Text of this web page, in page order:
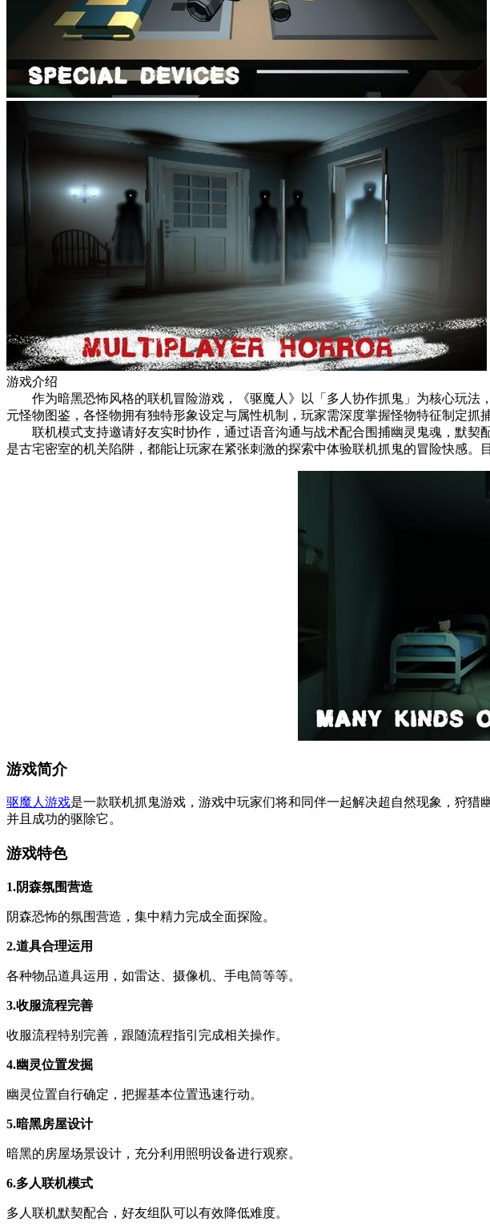
游戏介绍
作为暗黑恐怖风格的联机冒险游戏，《驱魔人》以「多人协作抓鬼」为核心玩法
元怪物图鉴，各怪物拥有独特形象设定与属性机制，玩家需深度掌握怪物特征制定
联机模式支持邀请好友实时协作，通过语音沟通与战术配合围捕幽灵鬼魂，默契
是古宅密室的机关陷阱，都能让玩家在紧张刺激的探索中体验联机抓鬼的冒险快感。
游戏简介
驱魔人游戏是一款联机抓鬼游戏，游戏中玩家们将和同伴一起解决超自然现象，狩
并且成功的驱除它。
游戏特色
1.阴森氛围营造
阴森恐怖的氛围营造，集中精力完成全面探险。
2.道具合理运用
各种物品道具运用，如雷达、摄像机、手电筒等等。
3.收服流程完善
收服流程特别完善，跟随流程指引完成相关操作。
4.幽灵位置发掘
幽灵位置自行确定，把握基本位置迅速行动。
5.暗黑房屋设计
暗黑的房屋场景设计，充分利用照明设备进行观察。
6.多人联机模式
多人联机默契配合，好友组队可以有效降低难度。